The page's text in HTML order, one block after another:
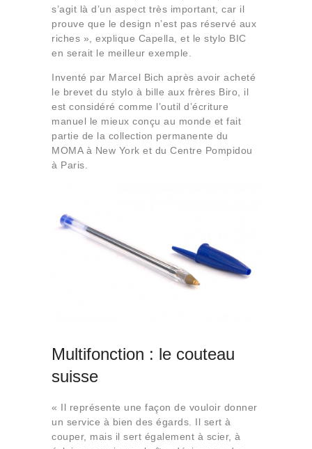
s’agit là d’un aspect très important, car il
prouve que le design n’est pas réservé aux
riches », explique Capella, et le stylo BIC
en serait le meilleur exemple.
Inventé par Marcel Bich après avoir acheté
le brevet du stylo à bille aux frères Biro, il
est considéré comme l’outil d’écriture
manuel le mieux conçu au monde et fait
partie de la collection permanente du
MOMA à New York et du Centre Pompidou
à Paris.
Multifonction : le couteau
suisse
« Il représente une façon de vouloir donner
un service à bien des égards. Il sert à
couper, mais il sert également à scier, à